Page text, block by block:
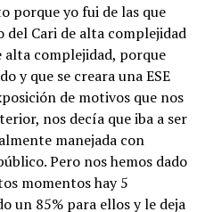
porque yo fui de las que
Cari de alta complejidad
complejidad, porque
y que se creara una ESE
de motivos que nos
nos decía que iba a ser
manejada con
Pero nos hemos dado
momentos hay 5
un 85% para ellos y le deja